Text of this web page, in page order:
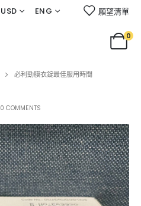
USD ENG 願望清單
0
必利勁膜衣錠最佳服用時間
0 COMMENTS